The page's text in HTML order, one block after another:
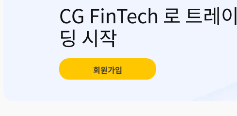
CG FinTech 로 트레이
딩 시작
회원가입